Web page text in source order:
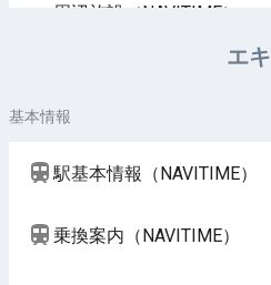
周辺施設（NAVITIME）
エキ
基本情報
駅基本情報（NAVITIME）
乗換案内（NAVITIME）